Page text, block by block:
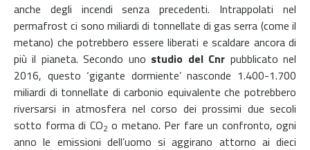
anche degli incendi senza precedenti. Intrappolati nel
permafrost ci sono miliardi di tonnellate di gas serra (come il
metano) che potrebbero essere liberati e scaldare ancora di
più il pianeta. Secondo uno studio del Cnr pubblicato nel
2016, questo ‘gigante dormiente’ nasconde 1.400-1.700
miliardi di tonnellate di carbonio equivalente che potrebbero
riversarsi in atmosfera nel corso dei prossimi due secoli
sotto forma di CO2 o metano. Per fare un confronto, ogni
anno le emissioni dell’uomo si aggirano attorno ai dieci